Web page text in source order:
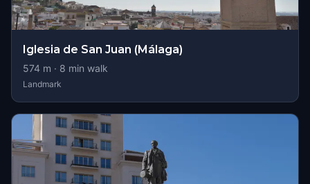
Iglesia de San Juan (Málaga)
574 m · 8 min walk
Landmark